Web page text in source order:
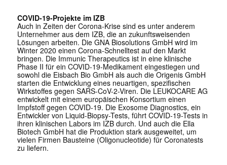
COVID-19-Projekte im IZB
Auch in Zeiten der Corona-Krise sind es unter anderem
Unternehmer aus dem IZB, die an zukunftsweisenden
Lösungen arbeiten. Die GNA Biosolutions GmbH wird im
Winter 2020 einen Corona-Schnelltest auf den Markt
bringen. Die Immunic Therapeutics ist in eine klinische
Phase II für ein COVID-19-Medikament eingestiegen und
sowohl die Eisbach Bio GmbH als auch die Origenis GmbH
starten die Entwicklung eines neuartigen, spezifischen
Wirkstoffes gegen SARS-CoV-2-Viren. Die LEUKOCARE AG
entwickelt mit einem europäischen Konsortium einen
Impfstoff gegen COVID-19. Die Exosome Diagnostics, ein
Entwickler von Liquid-Biopsy-Tests, führt COVID-19-Tests in
ihren klinischen Labors im IZB durch. Und auch die Ella
Biotech GmbH hat die Produktion stark ausgeweitet, um
vielen Firmen Bausteine (Oligonucleotide) für Coronatests
zu liefern.